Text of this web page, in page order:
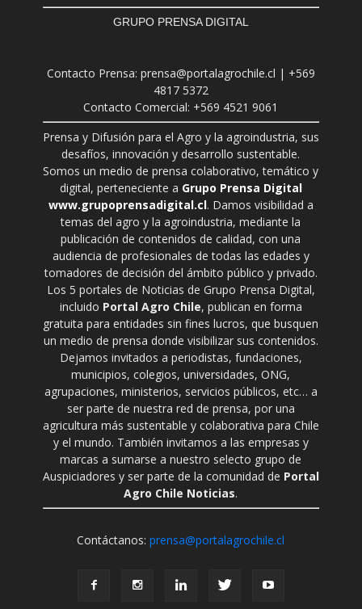
GRUPO PRENSA DIGITAL
Contacto Prensa: prensa@portalagrochile.cl | +569
4817 5372
Contacto Comercial: +569 4521 9061
Prensa y Difusión para el Agro y la agroindustria, sus
desafíos, innovación y desarrollo sustentable.
Somos un medio de prensa colaborativo, temático y
digital, perteneciente a Grupo Prensa Digital
www.grupoprensadigital.cl. Damos visibilidad a
temas del agro y la agroindustria, mediante la
publicación de contenidos de calidad, con una
audiencia de profesionales de todas las edades y
tomadores de decisión del ámbito público y privado.
Los 5 portales de Noticias de Grupo Prensa Digital,
incluido Portal Agro Chile, publican en forma
gratuita para entidades sin fines lucros, que busquen
un medio de prensa donde visibilizar sus contenidos.
Dejamos invitados a periodistas, fundaciones,
municipios, colegios, universidades, ONG,
agrupaciones, ministerios, servicios públicos, etc… a
ser parte de nuestra red de prensa, por una
agricultura más sustentable y colaborativa para Chile
y el mundo. También invitamos a las empresas y
marcas a sumarse a nuestro selecto grupo de
Auspiciadores y ser parte de la comunidad de Portal
Agro Chile Noticias.
Contáctanos:prensa@portalagrochile.cl